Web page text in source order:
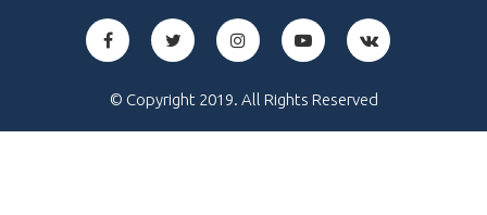
© Copyright 2019. All Rights Reserved